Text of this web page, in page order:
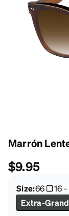
Marrón
$9.95
Size:66 16-
Extra-